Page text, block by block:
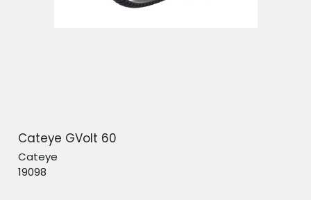
Cateye GVolt 60
Cateye
19098